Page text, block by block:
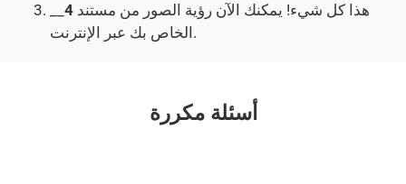
هذا كل شيء! يمكنك الآن رؤية الصور من مستند 4
الخاص بك عبر الإنترنت.
أسئلة مكررة